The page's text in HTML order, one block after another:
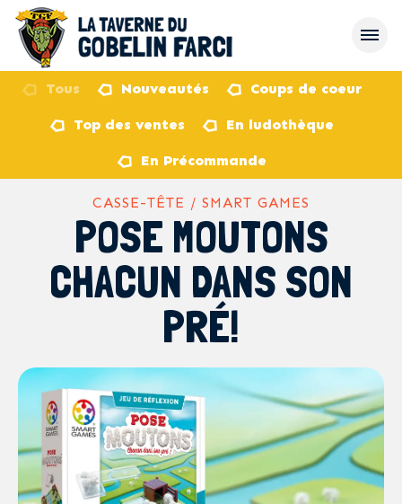
Tous Nouveautés Coups de coeur
Top des ventes En ludothèque
En Précommande
CASSE-TÊTE / SMART GAMES
POSE MOUTONS
CHACUN DANS SON
PRÉ!